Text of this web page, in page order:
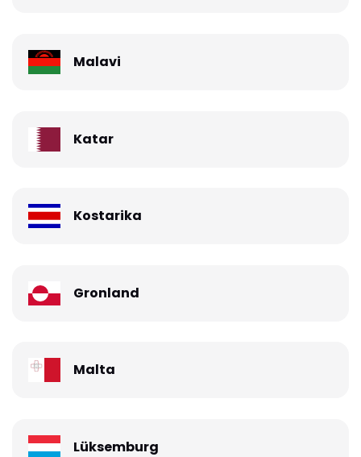
Malavi
Katar
Kostarika
Gronland
Malta
Lüksemburg